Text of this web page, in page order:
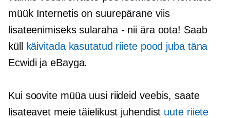
müük Internetis on suurepärane viis
lisateenimisekssularaha - nii ära oota! Saab
küll
käivitada kasutatud riiete pood juba täna
Ecwidi ja eBayga.
Kui soovite müüa uusi riideid veebis, saate
lisateavet meie täielikust juhendist uute riiete